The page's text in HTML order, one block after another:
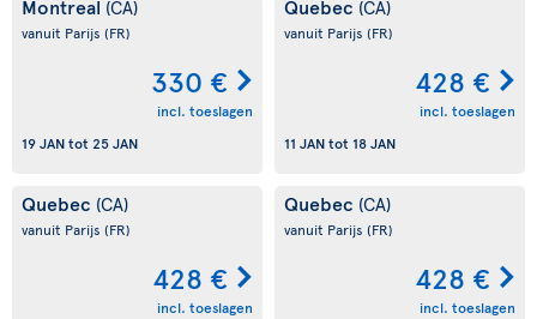
Montreal (CA)
vanuit Parijs (FR)
330 €
incl. toeslagen
19 JANtot 25 JAN
Quebec (CA)
vanuit Parijs (FR)
428 €
incl. toeslagen
11 JANtot 18 JAN
Quebec (CA)
vanuit Parijs (FR)
428 €
incl. toeslagen
Quebec (CA)
vanuit Parijs (FR)
428 €
incl. toeslagen